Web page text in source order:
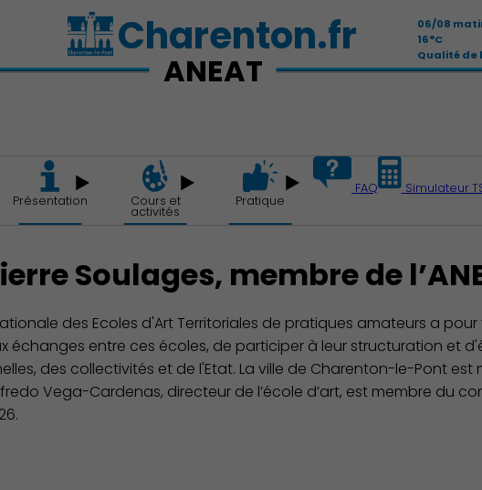
Charenton.fr
06/08
16°C
Qualité de
ANEAT
Présentation
Cours et
activités
Pratique
FAQ Simulateur
Soulages, membre de
des Ecoles d'Art Territoriales de pratiques amateurs a
échanges entre ces écoles, de participer à leur structuration et
des collectivités et de l'Etat. La ville de Charenton-le-Pont est
Vega-Cardenas, directeur de l’école d’art, est membre du